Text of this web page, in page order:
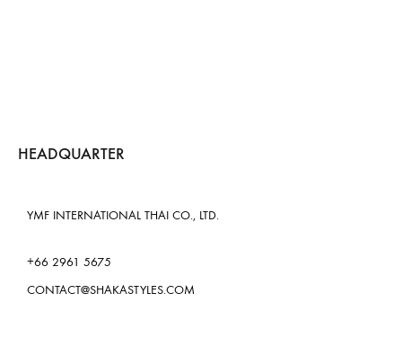
HEADQUARTER
YMF INTERNATIONAL THAI CO., LTD.
+66 2961 5675
CONTACT@SHAKASTYLES.COM